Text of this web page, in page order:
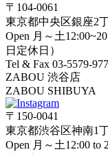
〒104-0061
東京都中央区銀座2
Open 月～土
日定休日）
Tel & Fax 03-5579-
ZABOU 渋谷店
ZABOU SHIBUYA
〒150-0041
東京都渋谷区神南1
Open 月～土12:00